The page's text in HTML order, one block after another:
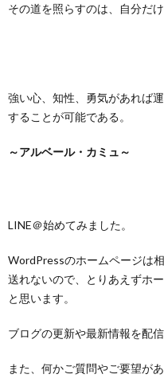
その道を照らすのは、自分だけ
強い心、知性、勇気があれば
することが可能である。
～アルベール・カミュ～
LINE＠始めてみました。
WordPressのホームページは
送れないので、とりあえずホ
と思います。
ブログの更新や最新情報を配
また、何かご質問やご要望が